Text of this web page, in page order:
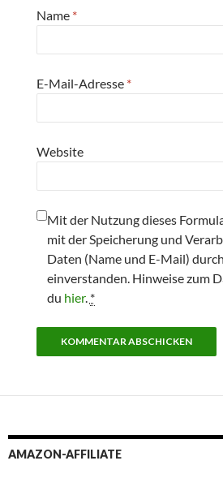
Name *
E-Mail-Adresse *
Website
Mit der Nutzung dieses
mit der Speicherung und
Daten (Name und E-Mail)
einverstanden. Hinweise zum
du hier. *
AMAZON-AFFILIATE